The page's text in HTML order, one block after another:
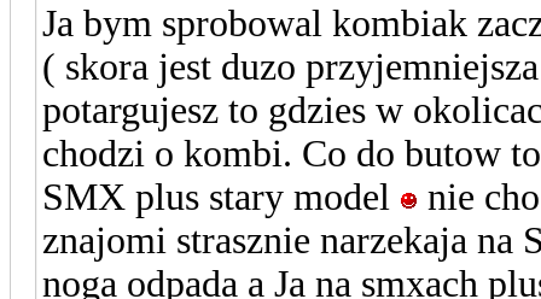
Ja bym sprobowal kombiak
( skora jest duzo
potargujesz to gdzies w
chodzi o kombi. Co do butow
SMX plus stary model
nie
znajomi strasznie narzekaja
noga odpada a Ja na smxach